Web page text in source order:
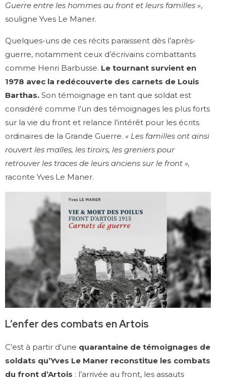
Guerre entre les hommes au front et leurs familles »,
souligne Yves Le Maner.
Quelques-uns de ces récits paraissent dès l’après-
guerre, notamment ceux d’écrivains combattants
comme Henri Barbusse. Le tournant survient en
1978 avec la redécouverte des carnets de Louis
Barthas. Son témoignage en tant que soldat est
considéré comme l’un des témoignages les plus forts
sur la vie du front et relance l’intérêt pour les écrits
ordinaires de la Grande Guerre. « Les familles ont ainsi
rouvert les malles, les tiroirs, les greniers pour
retrouver les traces de leurs anciens sur le front »,
raconte Yves Le Maner.
L’enfer des combats en Artois
C’est à partir d’une quarantaine de témoignages de
soldats qu’Yves Le Maner reconstitue les combats
du front d’Artois : l’arrivée au front, les assauts